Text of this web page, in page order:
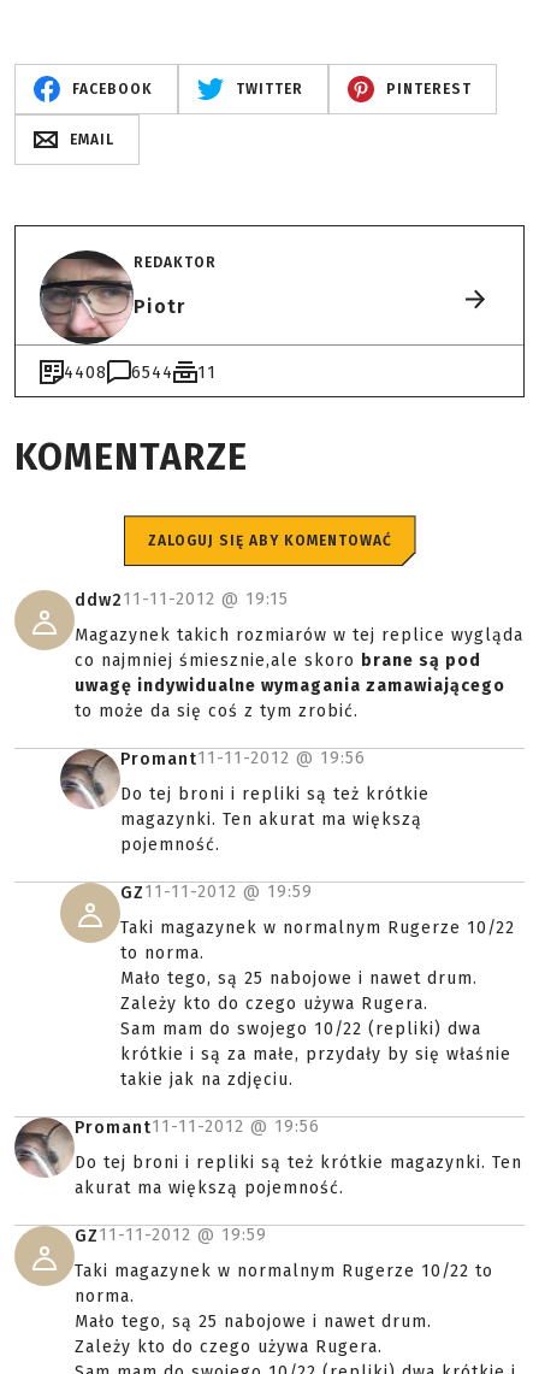
FACEBOOK TWITTER PINTEREST
EMAIL
REDAKTOR
Piotr
4408 6544 11
KOMENTARZE
ZALOGUJ SIĘ ABY KOMENTOWAĆ
ddw211-11-2012 @ 19:15
Magazynek takich rozmiarów w tej replice wygląda
co najmniej śmiesznie,ale skoro brane są pod
uwagę indywidualne wymagania zamawiającego
to może da się coś z tym zrobić.
Promant11-11-2012 @ 19:56
Do tej broni i repliki są też krótkie
magazynki. Ten akurat ma większą
pojemność.
GZ11-11-2012 @ 19:59
Taki magazynek w normalnym Rugerze 10/22
to norma.
Mało tego, są 25 nabojowe i nawet drum.
Zależy kto do czego używa Rugera.
Sam mam do swojego 10/22 (repliki) dwa
krótkie i są za małe, przydały by się właśnie
takie jak na zdjęciu.
Promant11-11-2012 @ 19:56
Do tej broni i repliki są też krótkie magazynki. Ten
akurat ma większą pojemność.
GZ11-11-2012 @ 19:59
Taki magazynek w normalnym Rugerze 10/22 to
norma.
Mało tego, są 25 nabojowe i nawet drum.
Zależy kto do czego używa Rugera.